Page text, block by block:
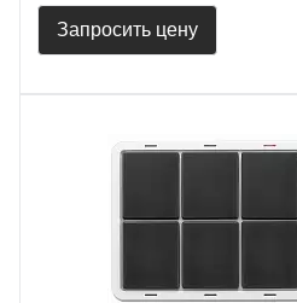
Запросить цену